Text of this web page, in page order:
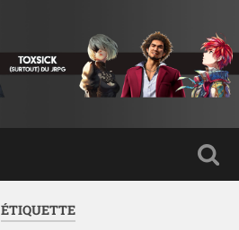
ÉTIQUETTE